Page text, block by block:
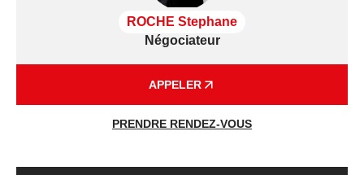
ROCHE Stephane
Négociateur
APPELER
PRENDRE RENDEZ-VOUS